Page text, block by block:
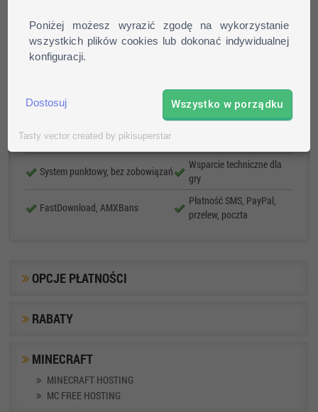
Poniżej możesz wyrazić zgodę na wykorzystanie
wszystkich plików cookies lub dokonać indywidualnej
konfiguracji.
Dostosuj Wszystko w porządku
Tasty vector created by pikisuperstar
FastDownload,HLStatsX
12x codzienne kopie
zapasowe
automatyzacja
System punktowy, bez zobowiązań
Wsparcie techniczne dla
gry
FastDownload, AMXBans
Płatność SMS, PayPal,
przelew, poczta
OPCJE PŁATNOŚCI
RABATY
MINECRAFT
MINECRAFT HOSTING
MC FREE HOSTING